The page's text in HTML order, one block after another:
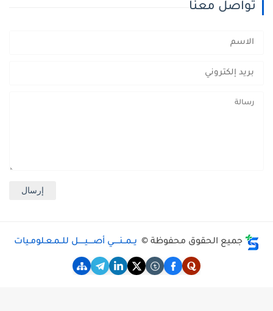
تواصل معنا
جميع الحقوق محفوظة © يــمــنـــــي أصــــيـــــل للــمـعـلومـيات